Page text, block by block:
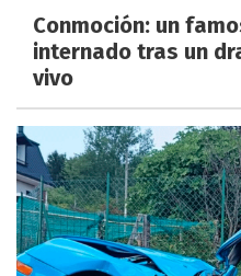
Conmoción: un
internado tras un
vivo